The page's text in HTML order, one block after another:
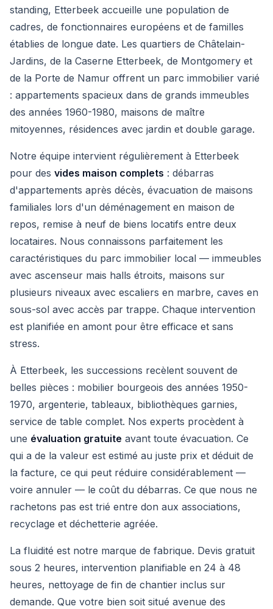
standing, Etterbeek accueille une population de
cadres, de fonctionnaires européens et de familles
établies de longue date. Les quartiers de Châtelain-
Jardins, de la Caserne Etterbeek, de Montgomery et
de la Porte de Namur offrent un parc immobilier varié
: appartements spacieux dans de grands immeubles
des années 1960-1980, maisons de maître
mitoyennes, résidences avec jardin et double garage.
Notre équipe intervient régulièrement à Etterbeek
pour des vides maison complets : débarras
d'appartements après décès, évacuation de maisons
familiales lors d'un déménagement en maison de
repos, remise à neuf de biens locatifs entre deux
locataires. Nous connaissons parfaitement les
caractéristiques du parc immobilier local — immeubles
avec ascenseur mais halls étroits, maisons sur
plusieurs niveaux avec escaliers en marbre, caves en
sous-sol avec accès par trappe. Chaque intervention
est planifiée en amont pour être efficace et sans
stress.
À Etterbeek, les successions recèlent souvent de
belles pièces : mobilier bourgeois des années 1950-
1970, argenterie, tableaux, bibliothèques garnies,
service de table complet. Nos experts procèdent à
une évaluation gratuite avant toute évacuation. Ce
qui a de la valeur est estimé au juste prix et déduit de
la facture, ce qui peut réduire considérablement —
voire annuler — le coût du débarras. Ce que nous ne
rachetons pas est trié entre don aux associations,
recyclage et déchetterie agréée.
La fluidité est notre marque de fabrique. Devis gratuit
sous 2 heures, intervention planifiable en 24 à 48
heures, nettoyage de fin de chantier inclus sur
demande. Que votre bien soit situé avenue des